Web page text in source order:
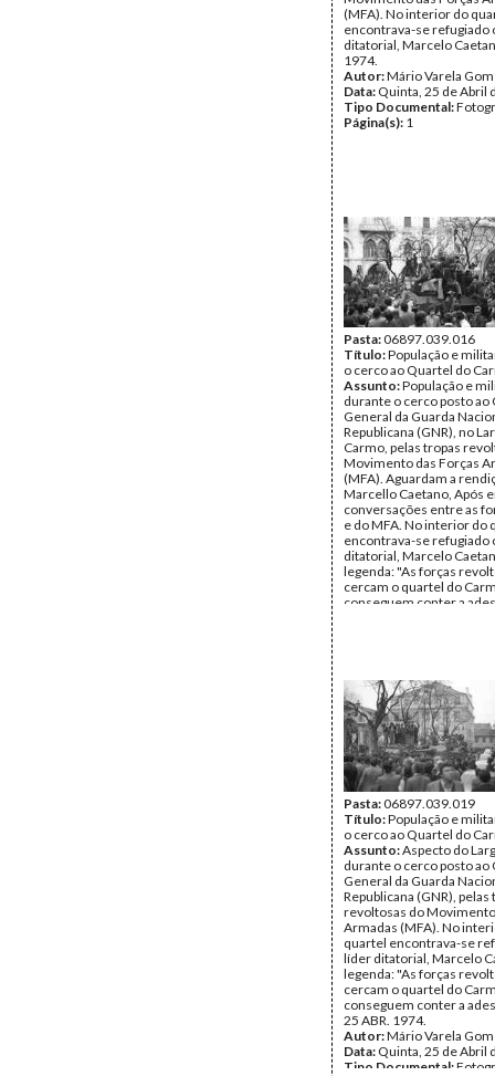
(MFA). No interior do
encontrava-se refugiado
ditatorial, Marcelo
1974.
Autor:Mário Varela
Data: Quinta, 25 de Abril
Tipo Documental:
Página(s): 1
Pasta:06897.039.016
Título:População e
o cerco ao Quartel do
Assunto:População e
durante o cerco posto ao
General da Guarda
Republicana (GNR), no
Carmo, pelas tropas
Movimento das Forças
(MFA). Aguardam a
Marcello Caetano, Após
conversações entre as
e do MFA. No interior do
encontrava-se refugiado
ditatorial, Marcelo
legenda: "As forças
cercam o quartel do
conseguem conter a
Página(s):1
Pasta:06897.039.019
Título:População e
o cerco ao Quartel do
Assunto:Aspecto do
durante o cerco posto ao
General da Guarda
Republicana (GNR), pelas
revoltosas do
Armadas (MFA). No
quartel encontrava-se
líder ditatorial, Marcelo
legenda: "As forças
cercam o quartel do
conseguem conter a
25 ABR. 1974.
Autor:Mário Varela
Data: Quinta, 25 de Abril
Tipo Documental: